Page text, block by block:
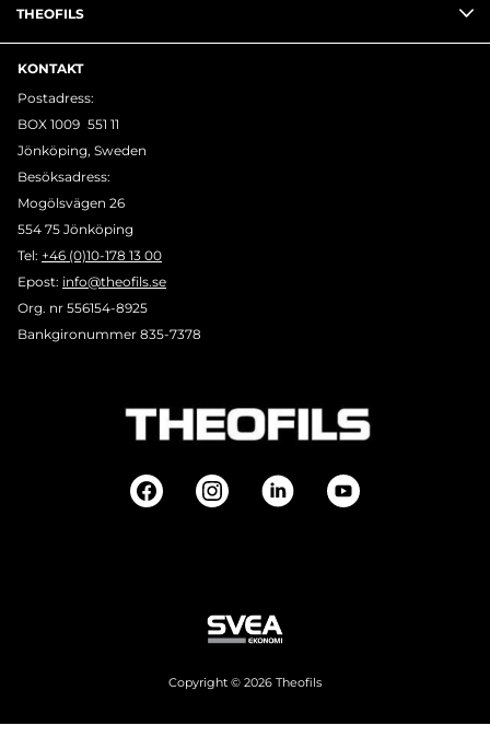
THEOFILS
KONTAKT
Postadress:
BOX 1009 551 11
Jönköping, Sweden
Besöksadress:
Mogölsvägen 26
554 75 Jönköping
Tel: +46 (0)10-178 13 00
Epost: info@theofils.se
Org. nr 556154-8925
Bankgironummer 835-7378
Copyright © 2026 Theofils